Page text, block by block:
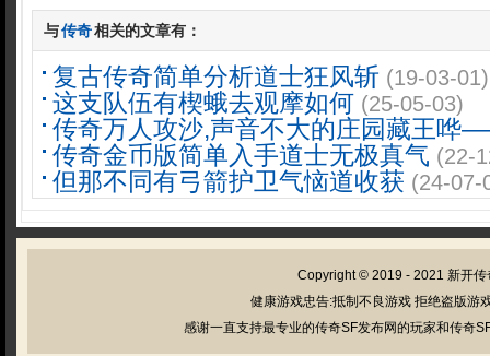
与传奇相关的文章有：
复古传奇简单分析道士狂风斩 (19-03-01)
这支队伍有楔蛾去观摩如何 (25-05-03)
传奇万人攻沙,声音不大的庄园藏王哗
传奇金币版简单入手道士无极真气 (22-
但那不同有弓箭护卫气恼道收获 (24-07-
Copyright © 2019 - 2021 新开传
健康游戏忠告:抵制不良游戏 拒绝盗版游
感谢一直支持最专业的传奇SF发布网的玩家和传奇